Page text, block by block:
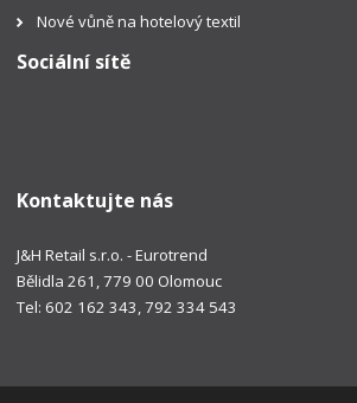
Nové vůně na hotelový textil
Sociální sítě
Kontaktujte nás
J&H Retail s.r.o. - Eurotrend
Bělidla 261, 779 00 Olomouc
Tel: 602 162 343, 792 334 543